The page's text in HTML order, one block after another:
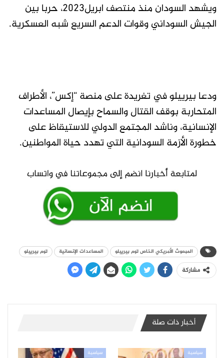
ويشهد السودان منذ منتصف ابريل2023، حربا بين
الجيش السوداني وقوات الدعم السريع شبه العسكرية.
ودعا بيرييلو في تغريدة على منصة “إكس”، الأطراف
المتحاربة بوقف القتال والسماح بإيصال المساعدات
الإنسانية، وناشد المجتمع الدولي للاستيقاظ على
خطورة الأزمة السودانية التي تهدد حياة المواطنين.
المبعوث الأمريكي الخاص توم بيرييلو المساعدات الإنسانية توم بيرييلو
مشاركة
أخبار ذات صلة
سياسية سياسية